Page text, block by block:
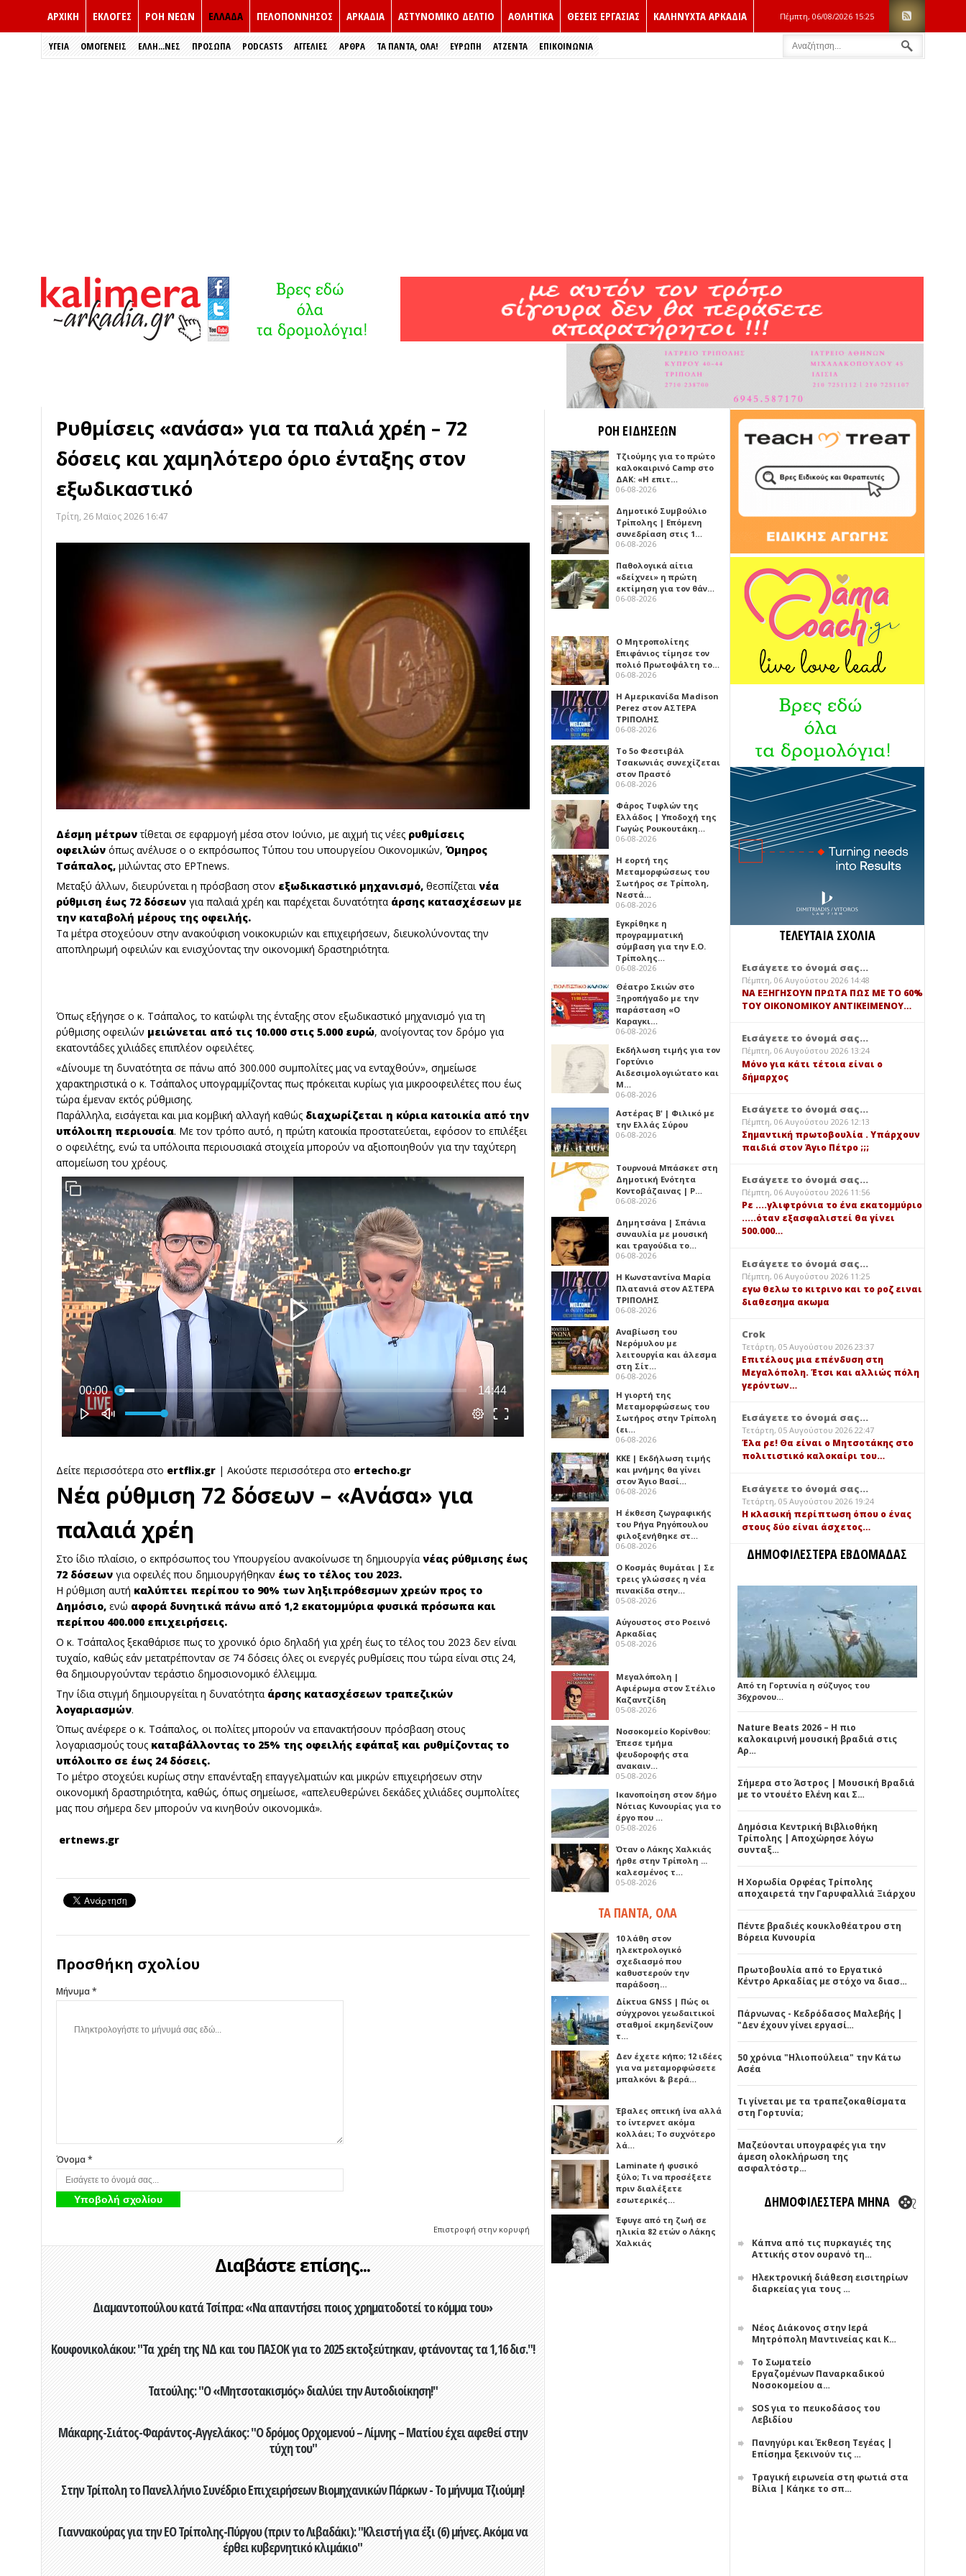
ΑΡΧΙΚΗ ΕΚΛΟΓΈΣ ΡΟΗ ΝΕΩΝ ΕΛΛΑΔΑ ΠΕΛΟΠΟΝΝΗΣΟΣ ΑΡΚΑΔΙΑ ΑΣΤΥΝΟΜΙΚΟ ΔΕΛΤΙΟ ΑΘΛΗΤΙΚΑ ΘΕΣΕΙΣ ΕΡΓΑΣΙΑΣ ΚΑΛΗΝΥΧΤΑ ΑΡΚΑΔΙΑ Πέμπτη, 06/08/2026 15:25
ΥΓΕΙΑ ΟΜΟΓΕΝΕΙΣ ΈΛΛΗ...ΝΕΣ ΠΡΌΣΩΠΑ PODCASTS ΑΓΓΕΛΙΕΣ ΑΡΘΡΑ ΤΑ ΠΑΝΤΑ, ΟΛΑ! ΕΥΡΏΠΗ ΑΤΖΕΝΤΑ ΕΠΙΚΟΙΝΩΝΙΑ
Ρυθμίσεις «ανάσα» για τα παλιά χρέη – 72
δόσεις και χαμηλότερο όριο ένταξης στον
εξωδικαστικό
Τρίτη, 26 Μαϊος 2026 16:47
Δέσμη μέτρωντίθεται σε εφαρμογή μέσα στον Ιούνιο, με αιχμή τις νέες ρυθμίσεις
οφειλών όπως ανέλυσε ο ο εκπρόσωπος Τύπου του υπουργείου Οικονομικών, Όμηρος
Τσάπαλος, μιλώντας στο ΕΡΤnews.
Μεταξύ άλλων, διευρύνεται η πρόσβαση στον εξωδικαστικό μηχανισμό, θεσπίζεται νέα
ρύθμιση έως 72 δόσεων για παλαιά χρέη και παρέχεται δυνατότητα άρσης κατασχέσεων με
την καταβολή μέρους της οφειλής.
Τα μέτρα στοχεύουν στην ανακούφιση νοικοκυριών και επιχειρήσεων, διευκολύνοντας την
αποπληρωμή οφειλών και ενισχύοντας την οικονομική δραστηριότητα.
Όπως εξήγησε ο κ. Τσάπαλος, το κατώφλι της ένταξης στον εξωδικαστικό μηχανισμό για τη
ρύθμισης οφειλών μειώνεται από τις 10.000 στις 5.000 ευρώ, ανοίγοντας τον δρόμο για
εκατοντάδες χιλιάδες επιπλέον οφειλέτες.
«Δίνουμε τη δυνατότητα σε πάνω από 300.000 συμπολίτες μας να ενταχθούν», σημείωσε
χαρακτηριστικά ο κ. Τσάπαλος υπογραμμίζοντας πως πρόκειται κυρίως για μικροοφειλέτες που έως
τώρα έμεναν εκτός ρύθμισης.
Παράλληλα, εισάγεται και μια κομβική αλλαγή καθώς διαχωρίζεται η κύρια κατοικία από την
υπόλοιπη περιουσία. Με τον τρόπο αυτό, η πρώτη κατοικία προστατεύεται, εφόσον το επιλέξει
ο οφειλέτης, ενώ τα υπόλοιπα περιουσιακά στοιχεία μπορούν να αξιοποιηθούν για την ταχύτερη
απομείωση του χρέους.
Δείτε περισσότερα στο ertflix.gr | Ακούστε περισσότερα στο ertecho.gr
Νέα ρύθμιση 72 δόσεων – «Ανάσα» για
παλαιά χρέη
Στο ίδιο πλαίσιο, ο εκπρόσωπος του Υπουργείου ανακοίνωσε τη δημιουργία νέας ρύθμισης έως
72 δόσεων για οφειλές που δημιουργήθηκαν έως το τέλος του 2023.
Η ρύθμιση αυτή καλύπτει περίπου το 90% των ληξιπρόθεσμων χρεών προς το
Δημόσιο, ενώ αφορά δυνητικά πάνω από 1,2 εκατομμύρια φυσικά πρόσωπα και
περίπου 400.000 επιχειρήσεις.
Ο κ. Τσάπαλος ξεκαθάρισε πως το χρονικό όριο δηλαδή για χρέη έως το τέλος του 2023 δεν είναι
τυχαίο, καθώς εάν μετατρέπονταν σε 74 δόσεις όλες οι ενεργές ρυθμίσεις που τώρα είναι στις 24,
θα δημιουργούνταν τεράστιο δημοσιονομικό έλλειμμα.
Την ίδια στιγμή δημιουργείται η δυνατότητα άρσης κατασχέσεων τραπεζικών
λογαριασμών.
Όπως ανέφερε ο κ. Τσάπαλος, οι πολίτες μπορούν να επανακτήσουν πρόσβαση στους
λογαριασμούς τους καταβάλλοντας το 25% της οφειλής εφάπαξ και ρυθμίζοντας το
υπόλοιπο σε έως 24 δόσεις.
Το μέτρο στοχεύει κυρίως στην επανένταξη επαγγελματιών και μικρών επιχειρήσεων στην
οικονομική δραστηριότητα, καθώς, όπως σημείωσε, «απελευθερώνει δεκάδες χιλιάδες συμπολίτες
μας που σήμερα δεν μπορούν να κινηθούν οικονομικά».
ertnews.gr
Προσθήκη σχολίου
Μήνυμα *
Όνομα *
Επιστροφή στην κορυφή
Διαβάστε επίσης...
Διαμαντοπούλου κατά Τσίπρα: «Να απαντήσει ποιος χρηματοδοτεί το κόμμα του»
Κουφονικολάκου: "Τα χρέη της ΝΔ και του ΠΑΣΟΚ για το 2025 εκτοξεύτηκαν, φτάνοντας τα 1,16 δισ."!
Τατούλης: "Ο «Μητσοτακισμός» διαλύει την Αυτοδιοίκηση!"
Μάκαρης-Σιάτος-Φαράντος-Αγγελάκος: "Ο δρόμος Ορχομενού – Λίμνης – Ματίου έχει αφεθεί στην
τύχη του"
Στην Τρίπολη το Πανελλήνιο Συνέδριο Επιχειρήσεων Βιομηχανικών Πάρκων - Το μήνυμα Τζιούμη!
Γιαννακούρας για την EO Τρίπολης-Πύργου (πριν το Λιβαδάκι): "Κλειστή για έξι (6) μήνες. Ακόμα να
έρθει κυβερνητικό κλιμάκιο"
ΡΟΗ ΕΙΔΗΣΕΩΝ
Τζιούμης για το πρώτο
καλοκαιρινό Camp στο
ΔΑΚ: «Η επιτ…
06-08-2026
Δημοτικό Συμβούλιο
Τρίπολης | Επόμενη
συνεδρίαση στις 1…
06-08-2026
Παθολογικά αίτια
«δείχνει» η πρώτη
εκτίμηση για τον θάν…
06-08-2026
Ο Μητροπολίτης
Επιφάνιος τίμησε τον
πολιό Πρωτοψάλτη το…
06-08-2026
Η Αμερικανίδα Madison
Perez στον ΑΣΤΕΡΑ
ΤΡΙΠΟΛΗΣ
06-08-2026
Το 5ο Φεστιβάλ
Τσακωνιάς συνεχίζεται
στον Πραστό
06-08-2026
Φάρος Τυφλών της
Ελλάδος | Υποδοχή της
Γωγώς Ρουκουτάκη…
06-08-2026
Η εορτή της
Μεταμορφώσεως του
Σωτήρος σε Τρίπολη,
Νεστά…
06-08-2026
Εγκρίθηκε η
προγραμματική
σύμβαση για την Ε.Ο.
Τρίπολης…
06-08-2026
Θέατρο Σκιών στο
Ξηροπήγαδο με την
παράσταση «Ο
Καραγκι…
06-08-2026
Εκδήλωση τιμής για τον
Γορτύνιο
Αιδεσιμολογιώτατο και
Μ…
06-08-2026
Αστέρας Β' | Φιλικό με
την Ελλάς Σύρου
06-08-2026
Τουρνουά Μπάσκετ στη
Δημοτική Ενότητα
Κοντοβάζαινας | Ρ…
06-08-2026
Δημητσάνα | Σπάνια
συναυλία με μουσική
και τραγούδια το…
06-08-2026
Η Κωνσταντίνα Μαρία
Πλατανιά στον ΑΣΤΕΡΑ
ΤΡΙΠΟΛΗΣ
06-08-2026
Αναβίωση του
Νερόμυλου με
λειτουργία και άλεσμα
στη Σίτ…
06-08-2026
Η γιορτή της
Μεταμορφώσεως του
Σωτήρος στην Τρίπολη
(ει…
06-08-2026
ΚΚΕ | Εκδήλωση τιμής
και μνήμης θα γίνει
στον Άγιο Βασί…
06-08-2026
Η έκθεση ζωγραφικής
του Ρήγα Ρηγόπουλου
φιλοξενήθηκε στ…
06-08-2026
Ο Κοσμάς θυμάται | Σε
τρεις γλώσσες η νέα
πινακίδα στην…
05-08-2026
Αύγουστος στο Ροεινό
Αρκαδίας
05-08-2026
Μεγαλόπολη |
Αφιέρωμα στον Στέλιο
Καζαντζίδη
05-08-2026
Νοσοκομείο Κορίνθου:
Έπεσε τμήμα
ψευδοροφής στα
ανακαιν…
05-08-2026
Ικανοποίηση στον δήμο
Νότιας Κυνουρίας για το
έργο που …
05-08-2026
Όταν ο Λάκης Χαλκιάς
ήρθε στην Τρίπολη ...
καλεσμένος τ…
05-08-2026
ΤΑ ΠΑΝΤΑ, ΟΛΑ
10 λάθη στον
ηλεκτρολογικό
σχεδιασμό που
καθυστερούν την
παράδοση…
Δίκτυα GNSS | Πώς οι
σύγχρονοι γεωδαιτικοί
σταθμοί εκμηδενίζουν
τ…
Δεν έχετε κήπο; 12 ιδέες
για να μεταμορφώσετε
μπαλκόνι & βερά…
Έβαλες οπτική ίνα αλλά
το ίντερνετ ακόμα
κολλάει; Το συχνότερο
λά…
Laminate ή φυσικό
ξύλο; Τι να προσέξετε
πριν διαλέξετε
εσωτερικές…
Έφυγε από τη ζωή σε
ηλικία 82 ετών ο Λάκης
Χαλκιάς
ΤΕΛΕΥΤΑΙΑ ΣΧΟΛΙΑ
Εισάγετε το όνομά σας...
Πέμπτη, 06 Αυγούστου 2026 14:48
ΝΑ ΕΞΗΓΗΣΟΥΝ ΠΡΩΤΑ ΠΩΣ ΜΕ ΤΟ 60%
ΤΟΥ ΟΙΚΟΝΟΜΙΚΟΥ ΑΝΤΙΚΕΙΜΕΝΟΥ…
Εισάγετε το όνομά σας...
Πέμπτη, 06 Αυγούστου 2026 13:24
Μόνο για κάτι τέτοια είναι ο
δήμαρχος
Εισάγετε το όνομά σας...
Πέμπτη, 06 Αυγούστου 2026 12:13
Σημαντική πρωτοβουλία . Υπάρχουν
παιδιά στον Άγιο Πέτρο ;;;
Εισάγετε το όνομά σας...
Πέμπτη, 06 Αυγούστου 2026 11:56
Ρε ....γλιφτρόνια το ένα εκατομμύριο
.....όταν εξασφαλιστεί θα γίνει
500.000…
Εισάγετε το όνομά σας...
Πέμπτη, 06 Αυγούστου 2026 11:25
εγω θελω το κιτρινο και το ροζ ειναι
διαθεσημα ακωμα
Crok
Τετάρτη, 05 Αυγούστου 2026 23:37
Επιτέλους μια επένδυση στη
Μεγαλόπολη. Έτσι και αλλιώς πόλη
γερόντων…
Εισάγετε το όνομά σας...
Τετάρτη, 05 Αυγούστου 2026 22:47
Έλα ρε! Θα είναι ο Μητσοτάκης στο
πολιτιστικό καλοκαίρι του…
Εισάγετε το όνομά σας...
Τετάρτη, 05 Αυγούστου 2026 19:24
Η κλασική περίπτωση όπου ο ένας
στους δύο είναι άσχετος…
ΔΗΜΟΦΙΛΕΣΤΕΡΑ ΕΒΔΟΜΑΔΑΣ
Από τη Γορτυνία η σύζυγος του
36χρονου…
Nature Beats 2026 – Η πιο
καλοκαιρινή μουσική βραδιά στις
Αρ…
Σήμερα στο Άστρος | Μουσική Βραδιά
με το ντουέτο Ελένη και Σ…
Δημόσια Κεντρική Βιβλιοθήκη
Τρίπολης | Αποχώρησε λόγω
συνταξ…
Η Χορωδία Ορφέας Τρίπολης
αποχαιρετά την Γαρυφαλλιά Ξιάρχου
Πέντε βραδιές κουκλοθέατρου στη
Βόρεια Κυνουρία
Πρωτοβουλία από το Εργατικό
Κέντρο Αρκαδίας με στόχο να διασ…
Πάρνωνας - Κεδρόδασος Μαλεβής |
"Δεν έχουν γίνει εργασί…
50 χρόνια "Ηλιοπούλεια" την Κάτω
Ασέα
Τι γίνεται με τα τραπεζοκαθίσματα
στη Γορτυνία;
Μαζεύονται υπογραφές για την
άμεση ολοκλήρωση της
ασφαλτόστρ…
ΔΗΜΟΦΙΛΕΣΤΕΡΑ ΜΗΝΑ
Κάπνα από τις πυρκαγιές της
Αττικής στον ουρανό τη…
Ηλεκτρονική διάθεση εισιτηρίων
διαρκείας για τους …
Νέος Διάκονος στην Ιερά
Μητρόπολη Μαντινείας και Κ…
Το Σωματείο
Εργαζομένων Παναρκαδικού
Νοσοκομείου α…
SOS για το πευκοδάσος του
Λεβιδίου
Πανηγύρι και Έκθεση Τεγέας |
Επίσημα ξεκινούν τις …
Τραγική ειρωνεία στη φωτιά στα
Βίλια | Κάηκε το σπ…